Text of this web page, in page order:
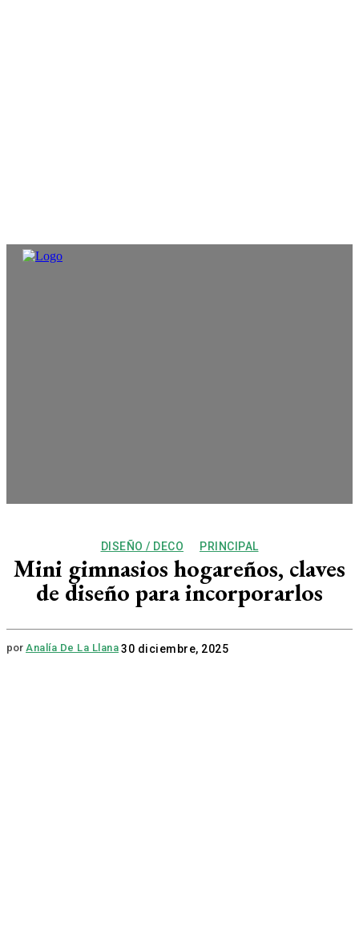
DISEÑO / DECO PRINCIPAL
Mini gimnasios hogareños, claves
de diseño para incorporarlos
por Analía De La Llana 30 diciembre, 2025